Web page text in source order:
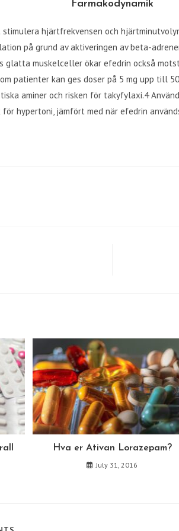
Farmakodynamik
hjärtfrekvensen och
på grund av aktiveringen av beta-
glatta muskelceller ökar efedrin också
patienter kan ges doser på 5 mg upp till
aminer och risken för takyfylaxi.4
för hypertoni, jämfört med när efedrin
Hva er Ativan Lorazepam?
July 31, 2016